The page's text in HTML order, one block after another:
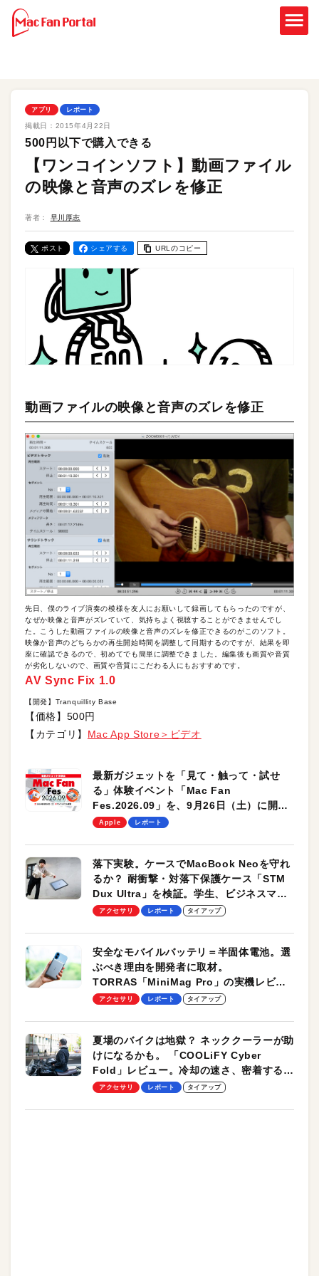
アプリ レポート
掲載日： 2015年4月22日
500円以下で購入できる
【ワンコインソフト】動画ファイル
の映像と音声のズレを修正
著者： 早川厚志
ポスト シェアする URLのコピー
動画ファイルの映像と音声のズレを修正
先日、僕のライブ演奏の模様を友人にお願いして録画してもらったのですが、
なぜか映像と音声がズレていて、気持ちよく視聴することができませんでし
た。こうした動画ファイルの映像と音声のズレを修正できるのがこのソフト。
映像か音声のどちらかの再生開始時間を調整して同期するのですが、結果を即
座に確認できるので、初めてでも簡単に調整できました。編集後も画質や音質
が劣化しないので、画質や音質にこだわる人にもおすすめです。
AV Sync Fix 1.0
【開発】Tranquillity Base
【価格】500円
【カテゴリ】 Mac App Store＞ビデオ
最新ガジェットを「見て・触って・試せ
る」体験イベント「Mac Fan
Fes.2026.09」を、9月26日（土）に開催
します！
Apple レポート
落下実験。ケースでMacBook Neoを守れ
るか？ 耐衝撃・対落下保護ケース「STM
Dux Ultra」を検証。学生、ビジネスマン
のモバイルユースに最適！
アクセサリ レポート タイアップ
安全なモバイルバッテリ＝半固体電池。選
ぶべき理由を開発者に取材。
TORRAS「MiniMag Pro」の実機レビュ
ーも
アクセサリ レポート タイアップ
夏場のバイクは地獄？ ネッククーラーが助
けになるかも。 「COOLiFY Cyber
Fold」レビュー。冷却の速さ、密着する冷
却プレート、シンプルな操作性がグッド！
アクセサリ レポート タイアップ